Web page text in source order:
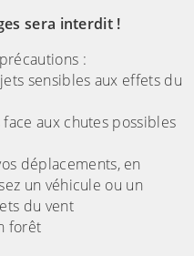
sera interdit !
:
sensibles aux effets du
face aux chutes possibles
déplacements, en
un véhicule ou un
du vent
forêt